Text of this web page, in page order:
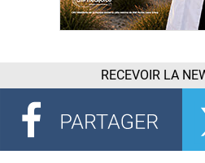
RECEVOIR LA